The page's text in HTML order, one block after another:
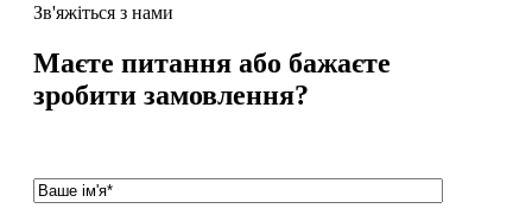
Зв'яжіться з нами
Маєте питання або бажаєте
зробити замовлення?